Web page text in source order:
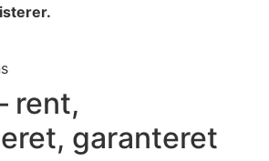
rent,
garanteret